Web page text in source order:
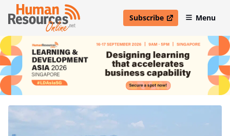
Subscribe
open in new windowMenu